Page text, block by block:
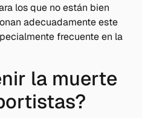
los que no están bien
adecuadamente este
frecuente en la
la muerte